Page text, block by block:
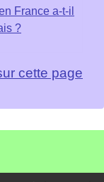
France a-t-il
?
cette page